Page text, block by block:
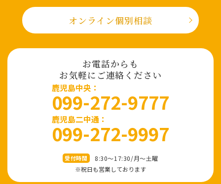
オンライン個別相談
お電話からも
お気軽にご連絡ください
⿅児島中央：
099-272-9777
鹿児島二中通：
099-272-9997
受付時間
8:30～17:30/⽉〜⼟曜
※祝⽇も営業しております